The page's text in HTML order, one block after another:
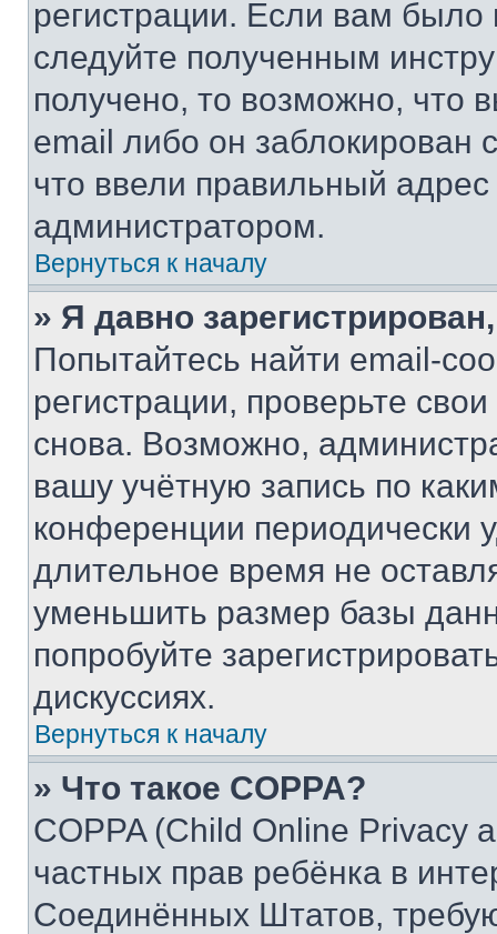
регистрации. Если вам
следуйте полученным
получено, то возможно, что
email либо он
что ввели правильный адрес
администратором.
Вернуться к началу
» Я давно
Попытайтесь найти email-
регистрации, проверьте
снова. Возможно,
вашу учётную запись по
конференции периодически
длительное время не
уменьшить размер базы
попробуйте
дискуссиях.
Вернуться к началу
» Что такое COPPA?
COPPA (Child Online Privacy
частных прав ребёнка в
Соединённых Штатов,